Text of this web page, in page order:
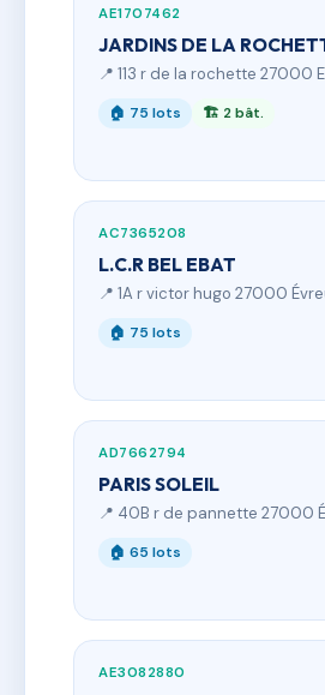
AE1707462
JARDINS DE LA
📍 113 r de la rochette 27000
🏠 75 lots 🏗 2 bât.
AC7365208
L.C.R BEL EBAT
📍 1A r victor hugo 27000
🏠 75 lots
AD7662794
PARIS SOLEIL
📍 40B r de pannette 27000
🏠 65 lots
AE3082880